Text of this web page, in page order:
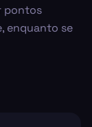
pontos
enquanto se